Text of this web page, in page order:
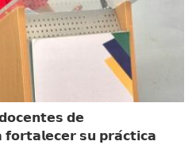
𝗱𝗲
𝘀𝘂 𝗽𝗿𝗮́𝗰𝘁𝗶𝗰𝗮